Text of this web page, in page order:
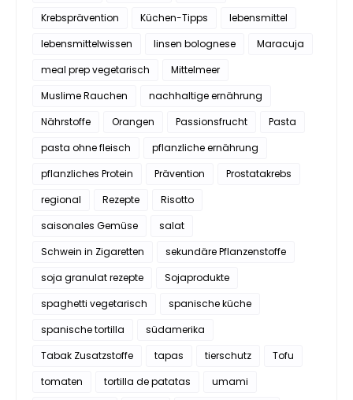
Krebsprävention
Küchen-Tipps
lebensmittel
lebensmittelwissen
linsen bolognese
Maracuja
meal prep vegetarisch
Mittelmeer
Muslime Rauchen
nachhaltige ernährung
Nährstoffe
Orangen Passionsfrucht
Pasta
pasta ohne fleisch
pflanzliche ernährung
pflanzliches Protein
Prävention
Prostatakrebs
regional
Rezepte
Risotto
saisonales Gemüse
salat
Schwein in Zigaretten
sekundäre Pflanzenstoffe
soja granulat rezepte
Sojaprodukte
spaghetti vegetarisch
spanische küche
spanische tortilla
südamerika
Tabak Zusatzstoffe
tapas tierschutz
Tofu
tomaten
tortilla de patatas
umami